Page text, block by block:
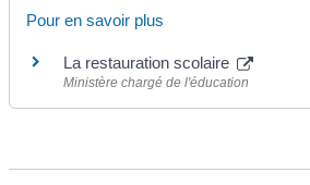
Pour en savoir plus
La restauration scolaire
Ministère chargé de l'éducation